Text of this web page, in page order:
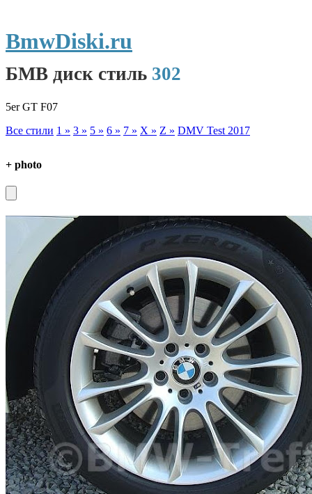
БМВ диск стиль 302
5er GT F07
Все стили 1 » 3 » 5 » 6 » 7 » X » Z » DMV Test 2017
BmwDiski.ru
+ photo